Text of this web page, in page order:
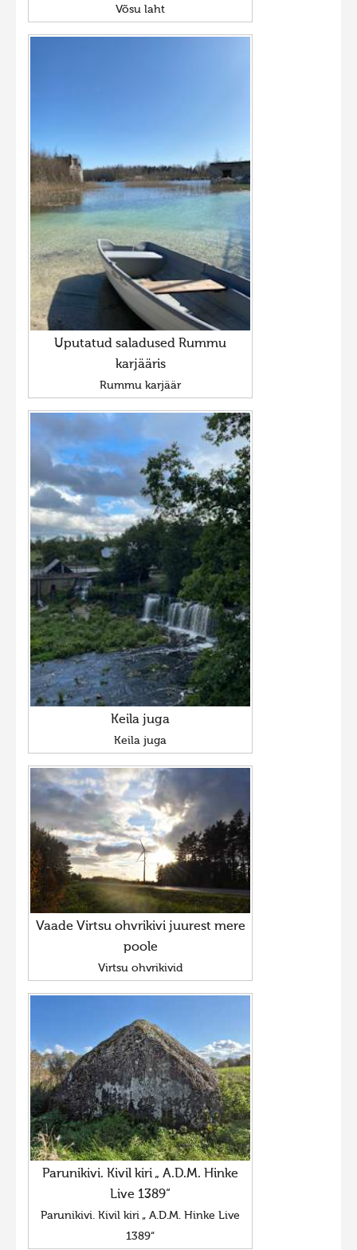
Võsu laht
Uputatud saladused Rummu
karjääris
Rummu karjäär
Keila juga
Keila juga
Vaade Virtsu ohvrikivi juurest mere
poole
Virtsu ohvrikivid
Parunikivi. Kivil kiri „ A.D.M. Hinke
Live 1389“
Parunikivi. Kivil kiri „ A.D.M. Hinke Live
1389“